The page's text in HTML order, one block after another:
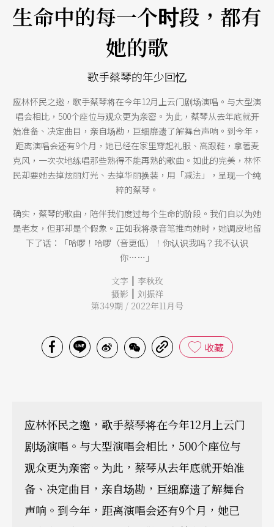
生命中的每一个时段，都有
她的歌
歌手蔡琴的年少回忆
应林怀民之邀，歌手蔡琴将在今年12月上云门剧场演唱。与大型演
唱会相比，500个座位与观众更为亲密。为此，蔡琴从去年底就开
始准备、决定曲目，亲自场勘，巨细靡遗了解舞台声响。到今年，
距离演唱会还有9个月，她已经在家里穿起礼服、高跟鞋，拿著麦
克风，一次次地练唱那些熟得不能再熟的歌曲。如此的完美，林怀
民却要她去掉炫丽灯光、去掉华丽换装，用「减法」，呈现一个纯
粹的蔡琴。
确实，蔡琴的歌曲，陪伴我们度过每个生命的阶段。我们自以为她
是老友，但那却是个假象。正如我将录音笔推向她时，她调皮地留
下了话：「哈啰！哈啰（音更低）！你认识我吗？我不认识
你……」
文字 | 李秋玫
摄影 | 刘振祥
第349期 / 2022年11月号
收藏
应林怀民之邀，歌手蔡琴将在今年12月上云门
剧场演唱。与大型演唱会相比，500个座位与
观众更为亲密。为此，蔡琴从去年底就开始准
备、决定曲目，亲自场勘，巨细靡遗了解舞台
声响。到今年，距离演唱会还有9个月，她已